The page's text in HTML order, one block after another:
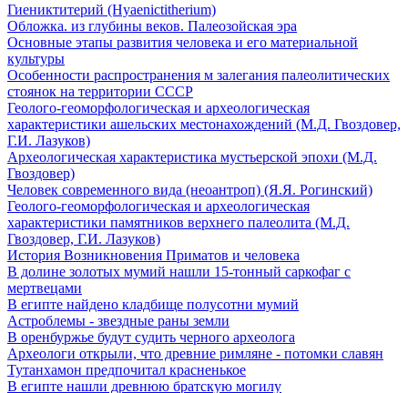
Гиениктитерий (Hyaenictitherium)
Обложка. из глубины веков. Палеозойская эра
Основные этапы развития человека и его материальной
культуры
Особенности распространения м залегания палеолитических
стоянок на территории СССР
Геолого-геоморфологическая и археологическая
характеристики ашельских местонахождений (М.Д. Гвоздовер,
Г.И. Лазуков)
Археологическая характеристика мустьерской эпохи (М.Д.
Гвоздовер)
Человек современного вида (неоантроп) (Я.Я. Рогинский)
Геолого-геоморфологическая и археологическая
характеристики памятников верхнего палеолита (М.Д.
Гвоздовер, Г.И. Лазуков)
История Возникновения Приматов и человека
В долине золотых мумий нашли 15-тонный саркофаг с
мертвецами
В египте найдено кладбище полусотни мумий
Астроблемы - звездные раны земли
В оренбуржье будут судить черного археолога
Археологи открыли, что древние римляне - потомки славян
Тутанхамон предпочитал красненькое
В египте нашли древнюю братскую могилу